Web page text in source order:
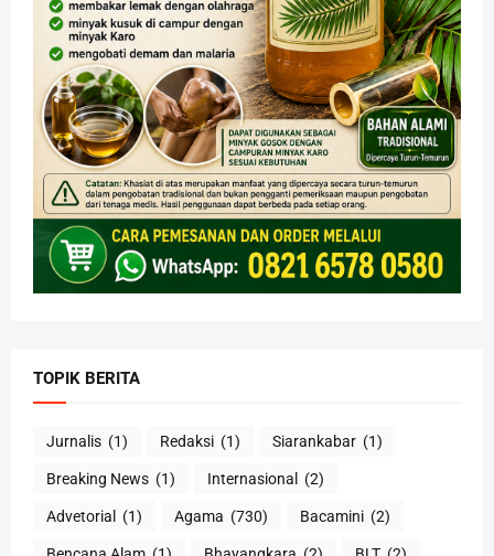
TOPIK BERITA
Jurnalis (1) Redaksi (1) Siarankabar (1)
Breaking News (1) Internasional (2)
Advetorial (1) Agama (730) Bacamini (2)